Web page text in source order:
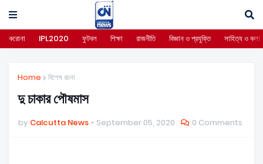
করোনা IPL2020 ফুটবল শিক্ষা রাজনীতি বিজ্ঞান ও প্রযুক্তি সাহিত্য ও কলা
Home বিশেষ রচনা
দু চাকার পৌষমাস
by Calcutta News September 05, 2020 0 Comments